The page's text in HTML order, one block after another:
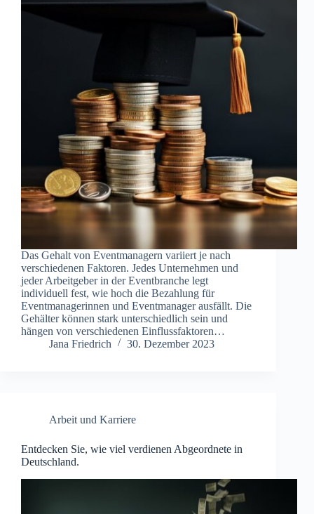
Das Gehalt von Eventmanagern variiert je nach
verschiedenen Faktoren. Jedes Unternehmen und
jeder Arbeitgeber in der Eventbranche legt
individuell fest, wie hoch die Bezahlung für
Eventmanagerinnen und Eventmanager ausfällt. Die
Gehälter können stark unterschiedlich sein und
hängen von verschiedenen Einflussfaktoren…
Jana Friedrich
30. Dezember 2023
Arbeit und Karriere
Entdecken Sie, wie viel verdienen Abgeordnete in
Deutschland.